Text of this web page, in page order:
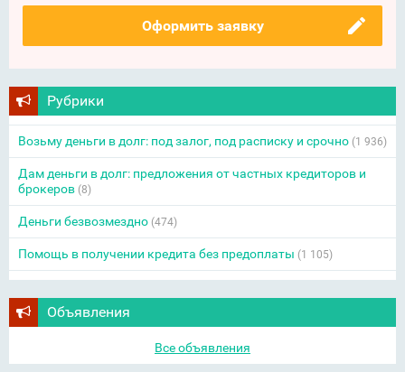
Оформить заявку
Рубрики
Возьму деньги в долг: под залог, под расписку и срочно (1 936)
Дам деньги в долг: предложения от частных кредиторов и
брокеров (8)
Деньги безвозмездно (474)
Помощь в получении кредита без предоплаты (1 105)
Объявления
Все объявления